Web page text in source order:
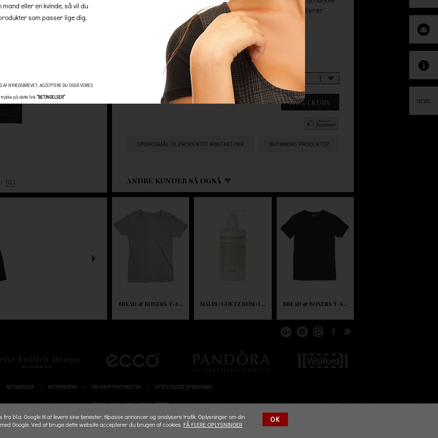
hos os, så er der altid gratis levering uden nogle skjulte gebyrer.
1
LÆG I KURV
SPØRGSMÅL TIL PRODUKTET KONTAKT HER BUTIKKENS PRODUKTER
ANDRE KUNDER SÅ OGSÅ
BREAD & BOXERS T-S... MALIN+GOETZ RUM+L... BREAD & BOXERS T-S...
BETINGELSER RETURNERING OM SHOPPINSTREET.DK OFTE STILLEDE SPØRGSMÅL
BETALINGSKORT
© 2026 SHOPPINSTREET.DK - ALL RIGHTS RESERVED.
NEWS
fra bl.a. Google til at levere sine tjenester, tilpasse annoncer og analysere trafik. Oplysninger om din
Google. Ved at bruge dette website accepterer du brugen af cookies. FÅ FLERE OPLYSNINGER
OK
eller en kvinde, så vil du
som passer lige dig.
NYHEDSBREVET, ACCEPTERE DU OGSÅ VORES
på dette link”BETINGELSER”